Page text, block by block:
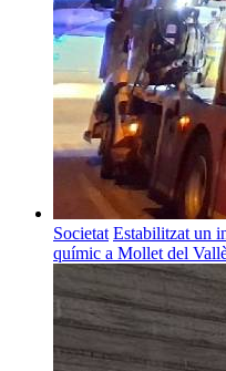
Societat Estabilitzat un
químic a Mollet del